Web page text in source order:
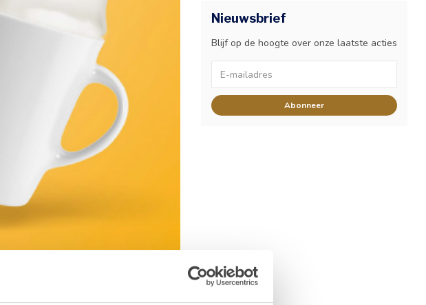
Nieuwsbrief
Blijf op de hoogte over onze laatste acties
Abonneer